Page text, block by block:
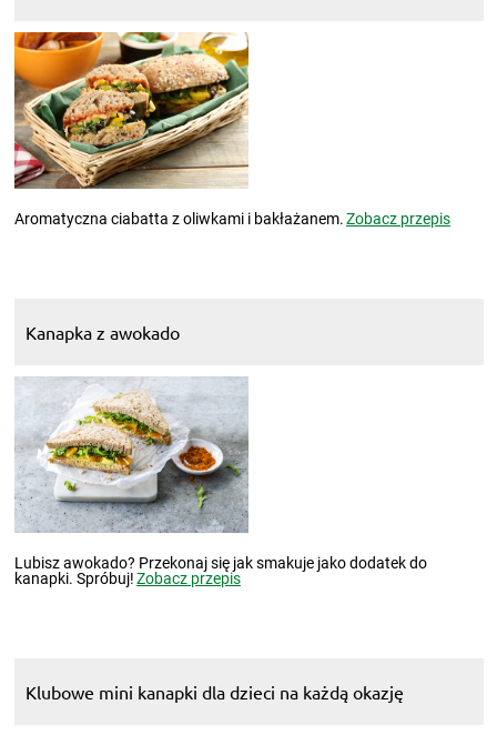
Aromatyczna ciabatta z oliwkami i bakłażanem.Zobacz przepis
Kanapka z awokado
Lubisz awokado? Przekonaj się jak smakuje jako dodatek do
kanapki. Spróbuj!Zobacz przepis
Klubowe mini kanapki dla dzieci na każdą okazję